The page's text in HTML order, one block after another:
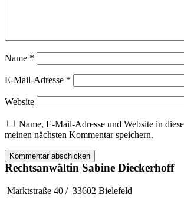
Name *
E-Mail-Adresse *
Website
Name, E-Mail-Adresse und Website in
meinen nächsten Kommentar speichern.
Rechtsanwältin Sabine Dieckerhoff
Marktstraße 40 / 33602 Bielefeld